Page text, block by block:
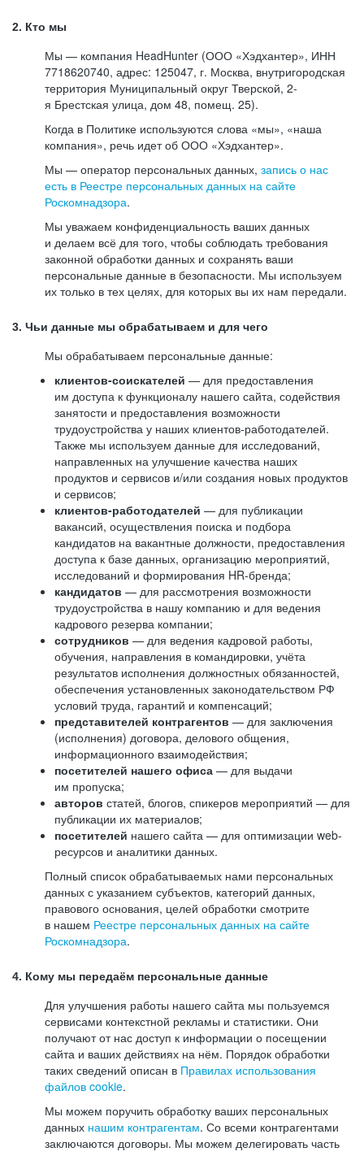
2. Кто мы
Мы — компания HeadHunter (ООО «Хэдхантер», ИНН
7718620740, адрес: 125047, г. Москва, внутригородская
территория Муниципальный округ Тверской, 2-
я Брестская улица, дом 48, помещ. 25).
Когда в Политике используются слова «мы», «наша
компания», речь идет об ООО «Хэдхантер».
Мы — оператор персональных данных, запись о нас
есть в Реестре персональных данных на сайте
Роскомнадзора.
Мы уважаем конфиденциальность ваших данных
и делаем всё для того, чтобы соблюдать требования
законной обработки данных и сохранять ваши
персональные данные в безопасности. Мы используем
их только в тех целях, для которых вы их нам передали.
3. Чьи данные мы обрабатываем и для чего
Мы обрабатываем персональные данные:
клиентов-соискателей — для предоставления
им доступа к функционалу нашего сайта, содействия
занятости и предоставления возможности
трудоустройства у наших клиентов-работодателей.
Также мы используем данные для исследований,
направленных на улучшение качества наших
продуктов и сервисов и/или создания новых продуктов
и сервисов;
клиентов-работодателей — для публикации
вакансий, осуществления поиска и подбора
кандидатов на вакантные должности, предоставления
доступа к базе данных, организацию мероприятий,
исследований и формирования HR-бренда;
кандидатов — для рассмотрения возможности
трудоустройства в нашу компанию и для ведения
кадрового резерва компании;
сотрудников — для ведения кадровой работы,
обучения, направления в командировки, учёта
результатов исполнения должностных обязанностей,
обеспечения установленных законодательством РФ
условий труда, гарантий и компенсаций;
представителей контрагентов — для заключения
(исполнения) договора, делового общения,
информационного взаимодействия;
посетителей нашего офиса — для выдачи
им пропуска;
авторов статей, блогов, спикеров мероприятий — для
публикации их материалов;
посетителей нашего сайта — для оптимизации web-
ресурсов и аналитики данных.
Полный список обрабатываемых нами персональных
данных с указанием субъектов, категорий данных,
правового основания, целей обработки смотрите
в нашем Реестре персональных данных на сайте
Роскомнадзора.
4. Кому мы передаём персональные данные
Для улучшения работы нашего сайта мы пользуемся
сервисами контекстной рекламы и статистики. Они
получают от нас доступ к информации о посещении
сайта и ваших действиях на нём. Порядок обработки
таких сведений описан в Правилах использования
файлов cookie.
Мы можем поручить обработку ваших персональных
данных нашим контрагентам. Со всеми контрагентами
заключаются договоры. Мы можем делегировать часть